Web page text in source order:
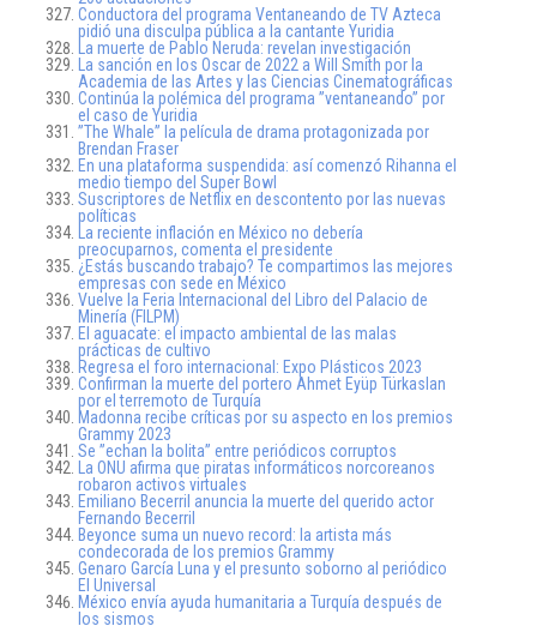
Conductora del programa Ventaneando de TV Azteca
pidió una disculpa pública a la cantante Yuridia
La muerte de Pablo Neruda: revelan investigación
La sanción en los Oscar de 2022 a Will Smith por la
Academia de las Artes y las Ciencias Cinematográficas
Continúa la polémica del programa ”ventaneando” por
el caso de Yuridia
”The Whale” la película de drama protagonizada por
Brendan Fraser
En una plataforma suspendida: así comenzó Rihanna el
medio tiempo del Super Bowl
Suscriptores de Netflix en descontento por las nuevas
políticas
La reciente inflación en México no debería
preocuparnos, comenta el presidente
¿Estás buscando trabajo? Te compartimos las mejores
empresas con sede en México
Vuelve la Feria Internacional del Libro del Palacio de
Minería (FILPM)
El aguacate: el impacto ambiental de las malas
prácticas de cultivo
Regresa el foro internacional: Expo Plásticos 2023
Confirman la muerte del portero Ahmet Eyüp Türkaslan
por el terremoto de Turquía
Madonna recibe críticas por su aspecto en los premios
Grammy 2023
Se ”echan la bolita” entre periódicos corruptos
La ONU afirma que piratas informáticos norcoreanos
robaron activos virtuales
Emiliano Becerril anuncia la muerte del querido actor
Fernando Becerril
Beyonce suma un nuevo record: la artista más
condecorada de los premios Grammy
Genaro García Luna y el presunto soborno al periódico
El Universal
México envía ayuda humanitaria a Turquía después de
los sismos